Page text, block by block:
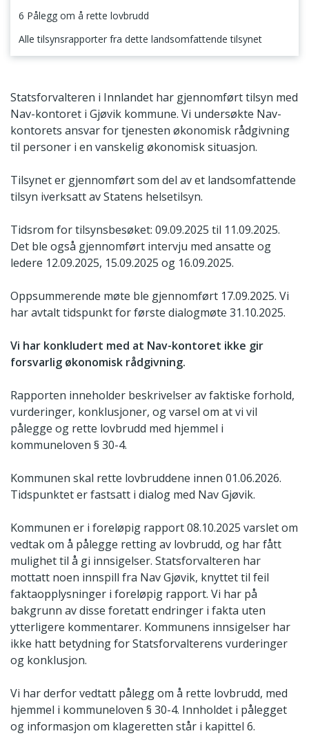
6 Pålegg om å rette lovbrudd
Alle tilsynsrapporter fra dette landsomfattende tilsynet
Statsforvalteren i Innlandet har gjennomført tilsyn med
Nav-kontoret i Gjøvik kommune. Vi undersøkte Nav-
kontorets ansvar for tjenesten økonomisk rådgivning
til personer i en vanskelig økonomisk situasjon.
Tilsynet er gjennomført som del av et landsomfattende
tilsyn iverksatt av Statens helsetilsyn.
Tidsrom for tilsynsbesøket: 09.09.2025 til 11.09.2025.
Det ble også gjennomført intervju med ansatte og
ledere 12.09.2025, 15.09.2025 og 16.09.2025.
Oppsummerende møte ble gjennomført 17.09.2025. Vi
har avtalt tidspunkt for første dialogmøte 31.10.2025.
Vi har konkludert med at Nav-kontoret ikke gir
forsvarlig økonomisk rådgivning.
Rapporten inneholder beskrivelser av faktiske forhold,
vurderinger, konklusjoner, og varsel om at vi vil
pålegge og rette lovbrudd med hjemmel i
kommuneloven § 30-4.
Kommunen skal rette lovbruddene innen 01.06.2026.
Tidspunktet er fastsatt i dialog med Nav Gjøvik.
Kommunen er i foreløpig rapport 08.10.2025 varslet om
vedtak om å pålegge retting av lovbrudd, og har fått
mulighet til å gi innsigelser. Statsforvalteren har
mottatt noen innspill fra Nav Gjøvik, knyttet til feil
faktaopplysninger i foreløpig rapport. Vi har på
bakgrunn av disse foretatt endringer i fakta uten
ytterligere kommentarer. Kommunens innsigelser har
ikke hatt betydning for Statsforvalterens vurderinger
og konklusjon.
Vi har derfor vedtatt pålegg om å rette lovbrudd, med
hjemmel i kommuneloven § 30-4. Innholdet i pålegget
og informasjon om klageretten står i kapittel 6.